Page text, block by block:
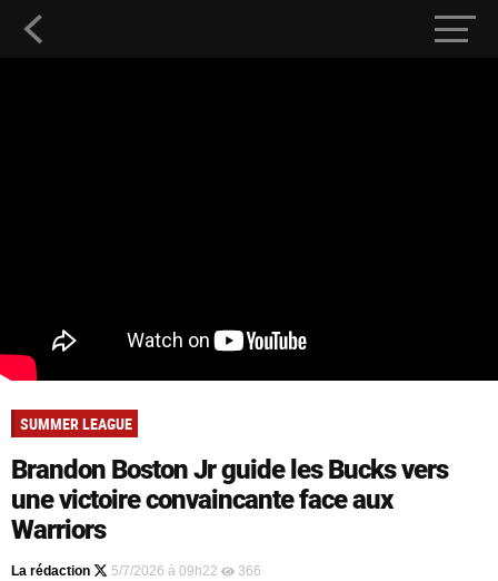
SUMMER LEAGUE
Brandon Boston Jr guide les Bucks vers
une victoire convaincante face aux
Warriors
La rédaction 5/7/2026 à 09h22 366